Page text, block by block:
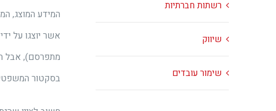
מתפרסם), אבל
בסקטור
רשתות חברתיות
שיווק
שימור עובדים